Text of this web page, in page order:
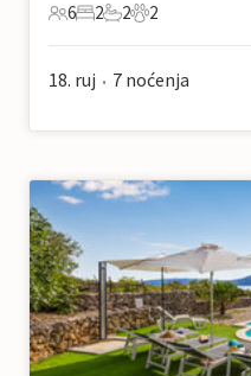
6 Gosti
6
2 Spavaće sobe
2
2 Kupaonice
2
2 Kućni ljubimac
2
18. ruj • 7 noćenja